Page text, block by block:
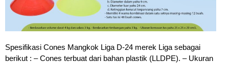
Spesifikasi Cones Mangkok Liga D-24 merek Liga sebagai
berikut : – Cones terbuat dari bahan plastik (LLDPE). – Ukuran